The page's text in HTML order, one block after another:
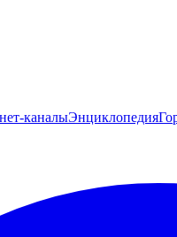
каналыЭнциклопедия